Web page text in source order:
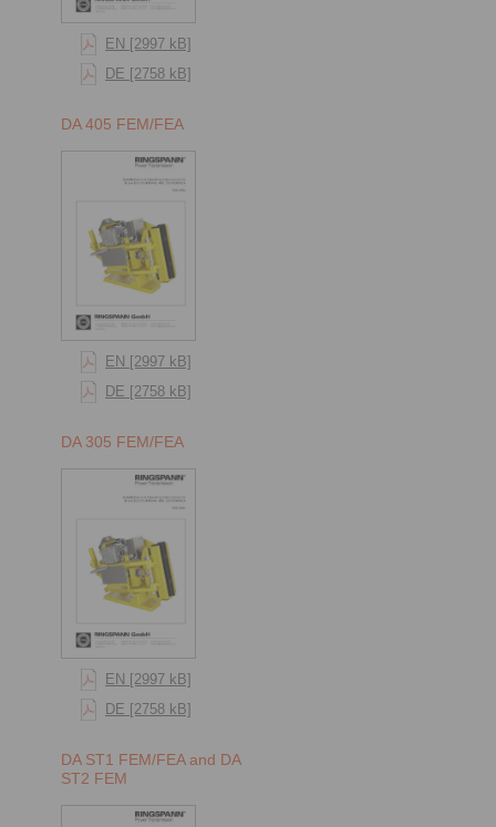
EN [2997 kB]
DE [2758 kB]
DA 405 FEM/FEA
EN [2997 kB]
DE [2758 kB]
DA 305 FEM/FEA
EN [2997 kB]
DE [2758 kB]
DA ST1 FEM/FEA and DA
ST2 FEM